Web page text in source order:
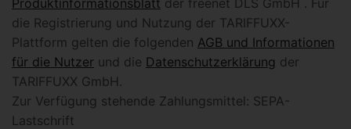
Produktinformationsblatt der freenet DLS GmbH . Für
die Registrierung und Nutzung der TARIFFUXX-
Plattform gelten die folgenden AGB und Informationen
für die Nutzer und die Datenschutzerklärung der
TARIFFUXX GmbH.
Zur Verfügung stehende Zahlungsmittel: SEPA-
Lastschrift